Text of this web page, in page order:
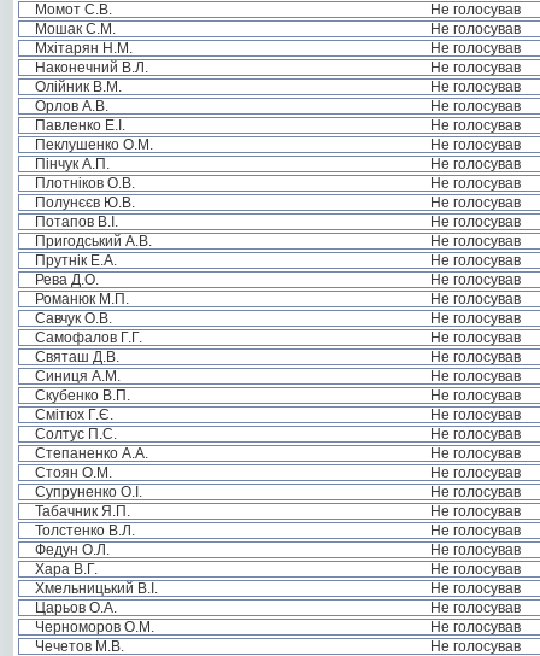
Момот С.В.
Не голосував
Мошак С.М.
Не голосував
Мхітарян Н.М.
Не голосував
Наконечний В.Л.
Не голосував
Олійник В.М.
Не голосував
Орлов А.В.
Не голосував
Павленко Е.І.
Не голосував
Пеклушенко О.М.
Не голосував
Пінчук А.П.
Не голосував
Плотніков О.В.
Не голосував
Полунєєв Ю.В.
Не голосував
Потапов В.І.
Не голосував
Пригодський А.В.
Не голосував
Прутнік Е.А.
Не голосував
Рева Д.О.
Не голосував
Романюк М.П.
Не голосував
Савчук О.В.
Не голосував
Самофалов Г.Г.
Не голосував
Святаш Д.В.
Не голосував
Синиця А.М.
Не голосував
Скубенко В.П.
Не голосував
Смітюх Г.Є.
Не голосував
Солтус П.С.
Не голосував
Степаненко А.А.
Не голосував
Стоян О.М.
Не голосував
Супруненко О.І.
Не голосував
Табачник Я.П.
Не голосував
Толстенко В.Л.
Не голосував
Федун О.Л.
Не голосував
Хара В.Г.
Не голосував
Хмельницький В.І.
Не голосував
Царьов О.А.
Не голосував
Черноморов О.М.
Не голосував
Чечетов М.В.
Не голосував